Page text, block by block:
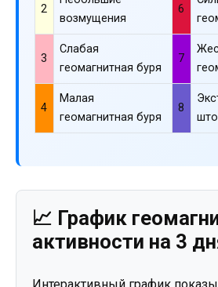
2
возмущения
6
3
Слабая
геомагнитная буря
7
4
Малая
геомагнитная буря
8
📈 График
активности на 3
Интерактивный график